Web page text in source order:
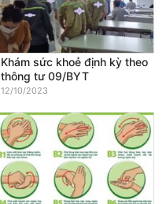
Khám sức khoẻ định kỳ theo
thông tư 09/BYT
12/10/2023